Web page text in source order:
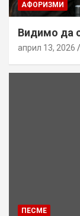
AФОРИЗМИ
Видимо да
април 13, 2026
ПЕСМЕ